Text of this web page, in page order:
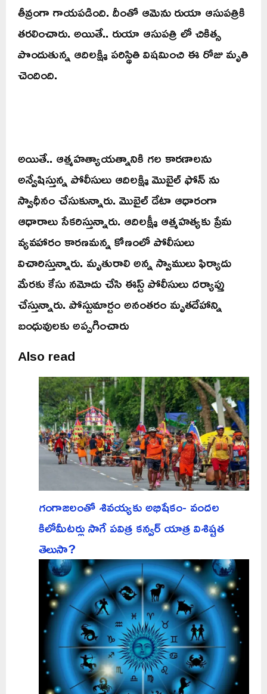
తీవ్రంగా గాయపడింది. దీంతో ఆమెను రుయా ఆసుపత్రికి
తరలించారు. అయితే.. రుయా ఆసుపత్రి లో చికిత్స
పొందుతున్న ఆదిలక్ష్మి పరిస్థితి విషమించి ఈ రోజు మృతి
చెందింది.
అయితే.. ఆత్మహత్యాయత్నానికి గల కారణాలను
అన్వేషిస్తున్న పోలీసులు ఆదిలక్ష్మి మొబైల్ ఫోన్ ను
స్వాధీనం చేసుకున్నారు. మొబైల్ డేటా ఆధారంగా
ఆధారాలు సేకరిస్తున్నారు. ఆదిలక్ష్మీ ఆత్మహత్యకు ప్రేమ
వ్యవహారం కారణమన్న కోణంలో పోలీసులు
విచారిస్తున్నారు. మృతురాలి అన్న స్వాములు ఫిర్యాదు
మేరకు కేసు నమోదు చేసి ఈస్ట్ పోలీసులు దర్యాప్తు
చేస్తున్నారు. పోస్టుమార్టం అనంతరం మృతదేహాన్ని
బంధువులకు అప్పగించారు
Also read
గంగాజలంతో శివయ్యకు అభిషేకం- వందల
కిలోమీటర్లు సాగే పవిత్ర కన్వర్ యాత్ర విశిష్టత
తెలుసా?